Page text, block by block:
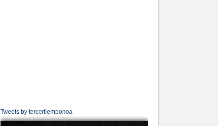
Tweets by tercertiemponoa